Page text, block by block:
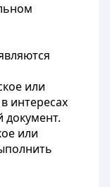
или
интересах
документ.
или